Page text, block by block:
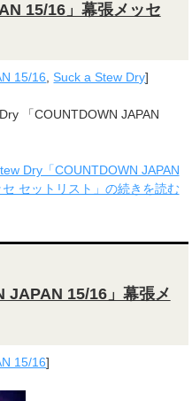
15/16」幕張メッセ
15/16,Suck a Stew Dry]
「COUNTDOWN JAPAN
Dry「COUNTDOWN JAPAN
セットリスト」の続きを読む
JAPAN 15/16」幕張メ
15/16]